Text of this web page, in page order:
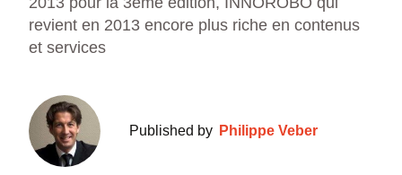
revient en 2013 encore plus riche en contenus
et services
Published by Philippe Veber